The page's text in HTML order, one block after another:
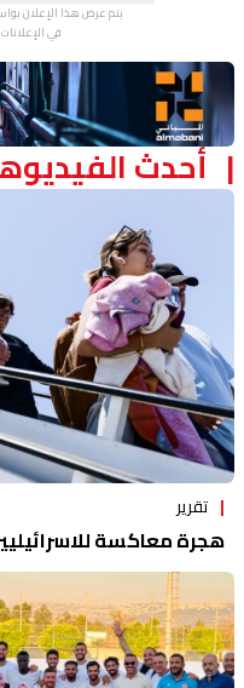
في
Advertisement Section
أحدث
تقرير
هجرة معاكسة